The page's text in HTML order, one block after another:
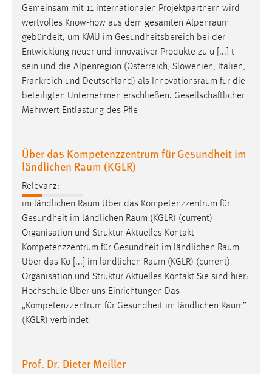
Gemeinsam mit 11 internationalen Projektpartnern wird
wertvolles Know-how aus dem gesamten Alpenraum
gebündelt, um KMU im Gesundheitsbereich bei der
Entwicklung neuer und innovativer Produkte zu u [...] t
sein und die Alpenregion (Österreich, Slowenien, Italien,
Frankreich und Deutschland) als Innovationsraum für die
beteiligten Unternehmen erschließen. Gesellschaftlicher
Mehrwert Entlastung des Pfle
Über das Kompetenzzentrum für Gesundheit im
ländlichen Raum (KGLR)
Relevanz:
im ländlichen Raum Über das Kompetenzzentrum für
Gesundheit im ländlichen Raum (KGLR) (current)
Organisation und Struktur Aktuelles Kontakt
Kompetenzzentrum für Gesundheit im ländlichen Raum
Über das Ko [...] im ländlichen Raum (KGLR) (current)
Organisation und Struktur Aktuelles Kontakt Sie sind hier:
Hochschule Über uns Einrichtungen Das
„Kompetenzzentrum für Gesundheit im ländlichen Raum”
(KGLR) verbindet
Prof. Dr. Dieter Meiller